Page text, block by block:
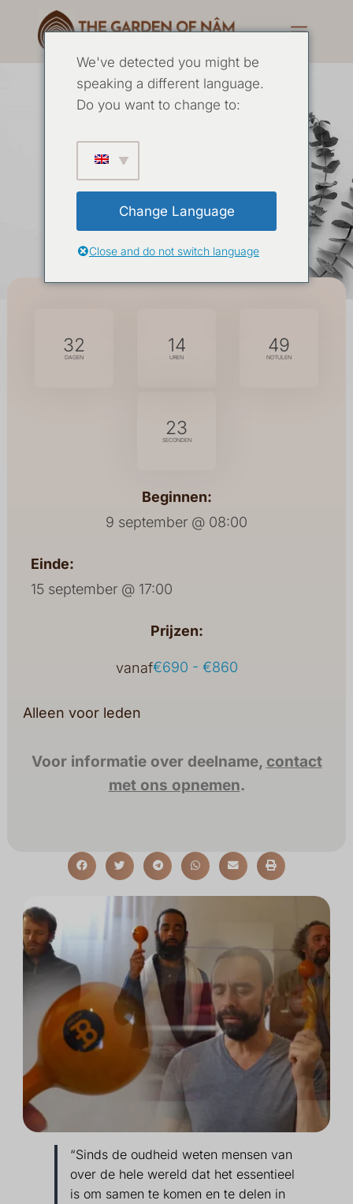
5 Daagse
Mannenretraite
september 2026
09 SEPTEMBER-15 SEPTEMBER 2026
“Sinds de oudheid weten mensen van
over de hele wereld dat het essentieel
is om samen te komen en te delen in
32
DAGEN
14
UREN
49
NOTULEN
23
SECONDEN
Beginnen:
9 september @ 08:00
Einde:
15 september @ 17:00
Prijzen:
vanaf€690 - €860
Alleen voor leden
Voor informatie over deelname, contact
met ons opnemen.
We've detected you might be
speaking a different language.
Do you want to change to:
Change Language
Close and do not switch language